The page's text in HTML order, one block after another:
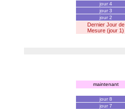
jour 4
jour 3
jour 2
Dernier Jour de
Mesure (jour 1)
maintenant
jour 8
jour 7